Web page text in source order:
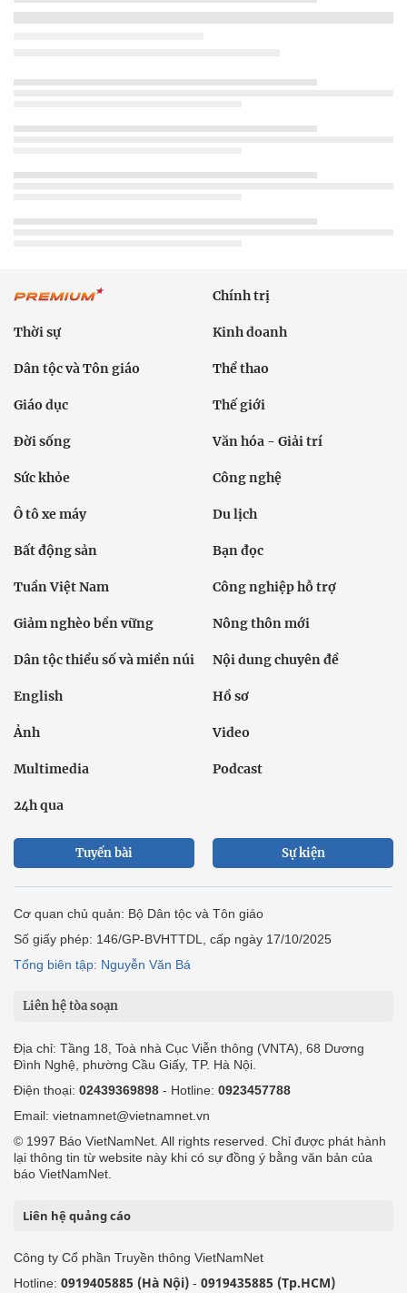
Chính trị
Thời sự Kinh doanh
Dân tộc và Tôn giáo Thể thao
Giáo dục Thế giới
Đời sống Văn hóa - Giải trí
Sức khỏe Công nghệ
Ô tô xe máy Du lịch
Bất động sản Bạn đọc
Tuần Việt Nam Công nghiệp hỗ trợ
Giảm nghèo bền vững Nông thôn mới
Dân tộc thiểu số và miền núi Nội dung chuyên đề
English Hồ sơ
Ảnh Video
Multimedia Podcast
24h qua
Tuyến bài Sự kiện
Cơ quan chủ quản: Bộ Dân tộc và Tôn giáo
Số giấy phép: 146/GP-BVHTTDL, cấp ngày 17/10/2025
Tổng biên tập: Nguyễn Văn Bá
Liên hệ tòa soạn
Địa chỉ: Tầng 18, Toà nhà Cục Viễn thông (VNTA), 68 Dương
Đình Nghệ, phường Cầu Giấy, TP. Hà Nội.
Điện thoại: 02439369898 - Hotline: 0923457788
Email: vietnamnet@vietnamnet.vn
© 1997 Báo VietNamNet. All rights reserved. Chỉ được phát hành
lại thông tin từ website này khi có sự đồng ý bằng văn bản của
báo VietNamNet.
Liên hệ quảng cáo
Công ty Cổ phần Truyền thông VietNamNet
Hotline: 0919405885 (Hà Nội) - 0919435885 (Tp.HCM)